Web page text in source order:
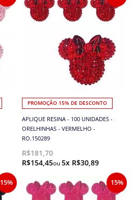
PROMOÇÃO 15% DE DESCONTO
APLIQUE RESINA - 100 UNIDADES -
ORELHINHAS - VERMELHO -
RO.150289
R$181,70
R$154,45
5x R$30,89
15% 15%